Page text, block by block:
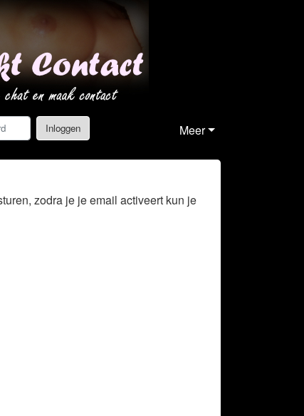
Inloggen Vergeten Meer
zodra je je email activeert kun je